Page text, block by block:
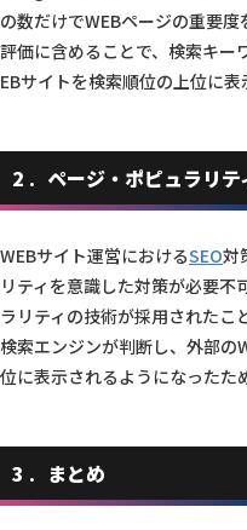
の数だけでWEBページの重要
評価に含めることで、検索キー
EBサイトを検索順位の上位に表
2 ページ・ポピュラリ
WEBサイト運営におけるSEO対
リティを意識した対策が必要不
ラリティの技術が採用されたこ
検索エンジンが判断し、外部の
位に表示されるようになったた
3 まとめ